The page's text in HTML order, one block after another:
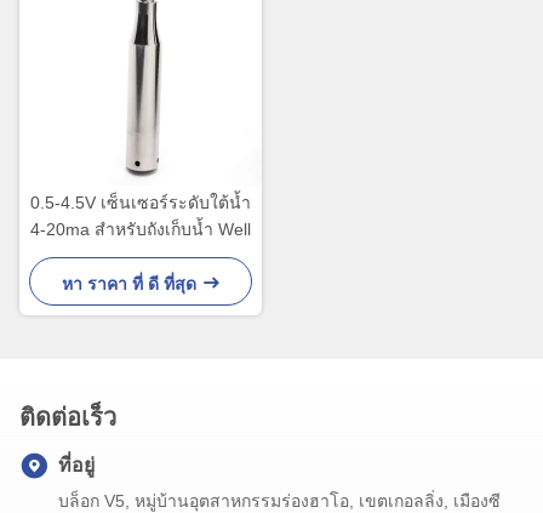
0.5-4.5V เซ็นเซอร์ระดับใต้น้ำ
4-20ma สำหรับถังเก็บน้ำ Well
หา ราคา ที่ ดี ที่สุด
ติดต่อเร็ว
ที่อยู่
บล็อก V5, หมู่บ้านอุตสาหกรรมร่องฮาโอ, เขตเกอลลิ่ง, เมืองซี